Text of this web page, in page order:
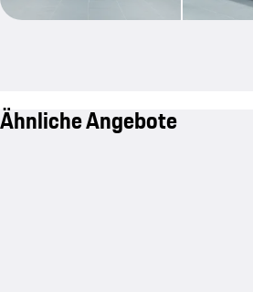
Ähnliche Angebote